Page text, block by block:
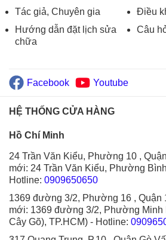
Tác giả, Chuyên gia
Hướng dẫn đặt lịch sửa
chữa
Điều
Câu
Facebook Youtube
HỆ THỐNG CỬA HÀNG
Hồ Chí Minh
24 Trần Văn Kiểu, Phường 10 ,
mới: 24 Trần Văn Kiểu, Phường
Hotline: 0909650650
1369 đường 3/2, Phường 16 , Quận
mới: 1369 đường 3/2, Phường
Cây Gõ), TP.HCM) - Hotline: